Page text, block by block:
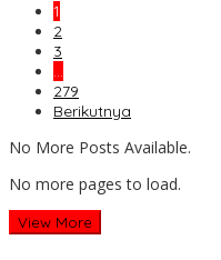
1
2
3
…
279
Berikutnya
No More Posts Available.
No more pages to load.
View More